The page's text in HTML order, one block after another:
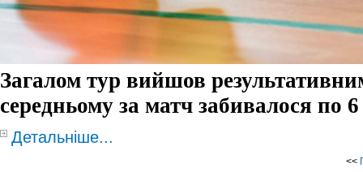
Загалом тур вийшов
середньому за матч забивалося по
Детальніше...
<<